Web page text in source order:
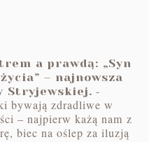
a prawdą: „Syn
– najnowsza
Stryjewskiej. -
bywają zdradliwe w
– najpierw każą nam z
biec na oślep za iluzją